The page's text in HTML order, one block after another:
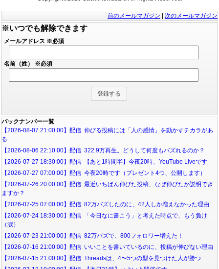
前のメールマガジン 次のメールマガジン
※いつでも解除できます
メールアドレス ※必須
名前（姓） ※必須
バックナンバー一覧
【2026-08-07 21:00:00】配信 伸びる投稿には「人の感情」を動かすチカラがあ
る
【2026-08-06 22:10:00】配信 322.9万再生。どうして何度もバズれるのか？
【2026-07-27 18:30:00】配信 【あと1時間半】今夜20時、YouTube Liveです
【2026-07-27 07:00:00】配信 今夜20時です（プレゼント4つ、公開します）
【2026-07-26 20:00:00】配信 最近いちばん伸びた投稿、なぜ伸びたか説明でき
ますか？
【2026-07-25 07:00:00】配信 82万バズしたのに、42人しか増えなかった理由
【2026-07-24 18:30:00】配信 「今日なに書こう」と考えた時点で、もう負け
（涙）
【2026-07-23 21:00:00】配信 82万バズで、800フォロワー増えた！
【2026-07-16 21:00:00】配信 いいことを書いているのに、投稿が伸びない理由
【2026-07-15 21:00:00】配信 Threadsは、4〜5つの型を見つけた人が勝つ